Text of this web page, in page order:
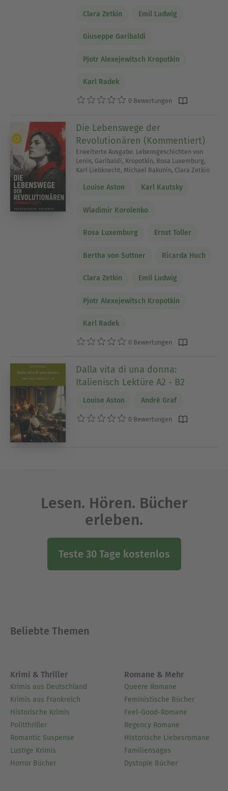
Clara Zetkin Emil Ludwig
Giuseppe Garibaldi
Pjotr Alexejewitsch Kropotkin
Karl Radek
0 Bewertungen
Die Lebenswege der
Revolutionären (Kommentiert)
Erweiterte Ausgabe. Lebensgeschichten von
Lenin, Garibaldi, Kropotkin, Rosa Luxemburg,
Karl Liebknecht, Michael Bakunin, Clara Zetkin
Louise Aston Karl Kautsky
Wladimir Korolenko
Rosa Luxemburg Ernst Toller
Bertha von Suttner Ricarda Huch
Clara Zetkin Emil Ludwig
Pjotr Alexejewitsch Kropotkin
Karl Radek
0 Bewertungen
Dalla vita di una donna:
Italienisch Lektüre A2 - B2
Louise Aston André Graf
0 Bewertungen
Lesen. Hören. Bücher
erleben.
Teste 30 Tage kostenlos
Beliebte Themen
Krimi & Thriller
Krimis aus Deutschland
Krimis aus Frankreich
Historische Krimis
Politthriller
Romantic Suspense
Lustige Krimis
Horror Bücher
Romane & Mehr
Queere Romane
Feministische Bücher
Feel-Good-Romane
Regency Romane
Historische Liebesromane
Familiensagas
Dystopie Bücher